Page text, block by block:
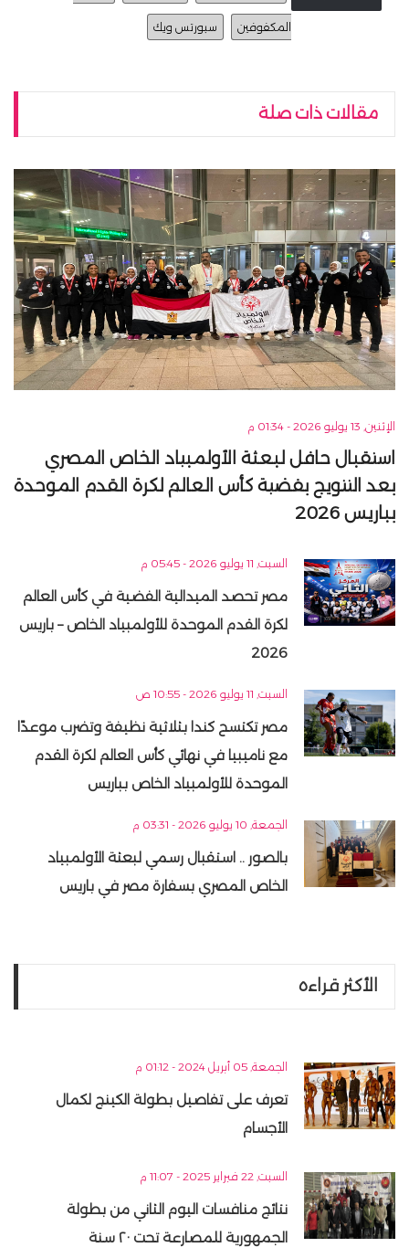
المكفوفين سبورتس ويك
مقالات ذات صلة
الإثنين, 13 يوليو 2026 - 01:34 م
استقبال حافل لبعثة الأولمبياد الخاص المصري
بعد التتويج بفضية كأس العالم لكرة القدم الموحدة
بباريس 2026
السبت, 11 يوليو 2026 - 05:45 م
مصر تحصد الميدالية الفضية في كأس العالم
لكرة القدم الموحدة للأولمبياد الخاص – باريس
2026
السبت, 11 يوليو 2026 - 10:55 ص
مصر تكتسح كندا بثلاثية نظيفة وتضرب موعدًا
مع ناميبيا في نهائي كأس العالم لكرة القدم
الموحدة للأولمبياد الخاص بباريس
الجمعة, 10 يوليو 2026 - 03:31 م
بالصور .. استقبال رسمي لبعثة الأولمبياد
الخاص المصري بسفارة مصر في باريس
الأكثر قراءه
الجمعة, 05 أبريل 2024 - 01:12 م
تعرف على تفاصيل بطولة الكينج لكمال
الأجسام
السبت, 22 فبراير 2025 - 11:07 م
نتائج منافسات اليوم الثاني من بطولة
الجمهورية للمصارعة تحت ٢٠ سنة